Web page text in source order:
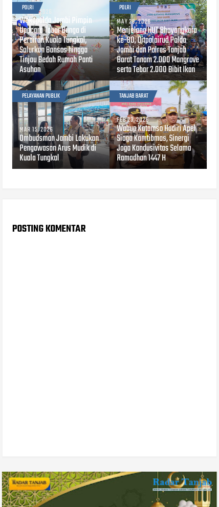
POLRI
JUN 24, 2026
Wakapolda Jambi Pimpin
Upacara Tabur Bunga di
Perairan Kuala Tungkal,
Salurkan Bansos hingga
Tinjau Bedah Rumah Panti
Asuhan
POLRI
MAY 28, 2026
Menjelang HUT Bhayangkara
ke-80, Ditpolairud Polda
Jambi dan Polres Tanjab
Barat Tanam 2.000 Mangrove
serta Tebar 2.000 Bibit Ikan
PELAYANAN PUBLIK
MAR 15, 2026
Ombudsman Jambi Lakukan
Pengawasan Arus Mudik di
Kuala Tungkal
TANJAB BARAT
FEB 23, 2026
Wabup Katamso Hadiri Apel
Siaga Kamtibmas, Sinergi
Jaga Kondusivitas Selama
Ramadhan 1447 H
POSTING KOMENTAR